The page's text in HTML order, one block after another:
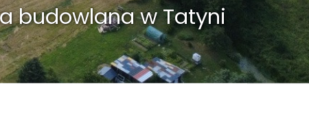
budowlana w Tatyni
Balkon/Piwnica